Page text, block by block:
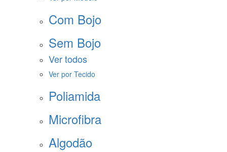
Com Bojo
Sem Bojo
Ver todos
Ver por Tecido
Poliamida
Microfibra
Algodão